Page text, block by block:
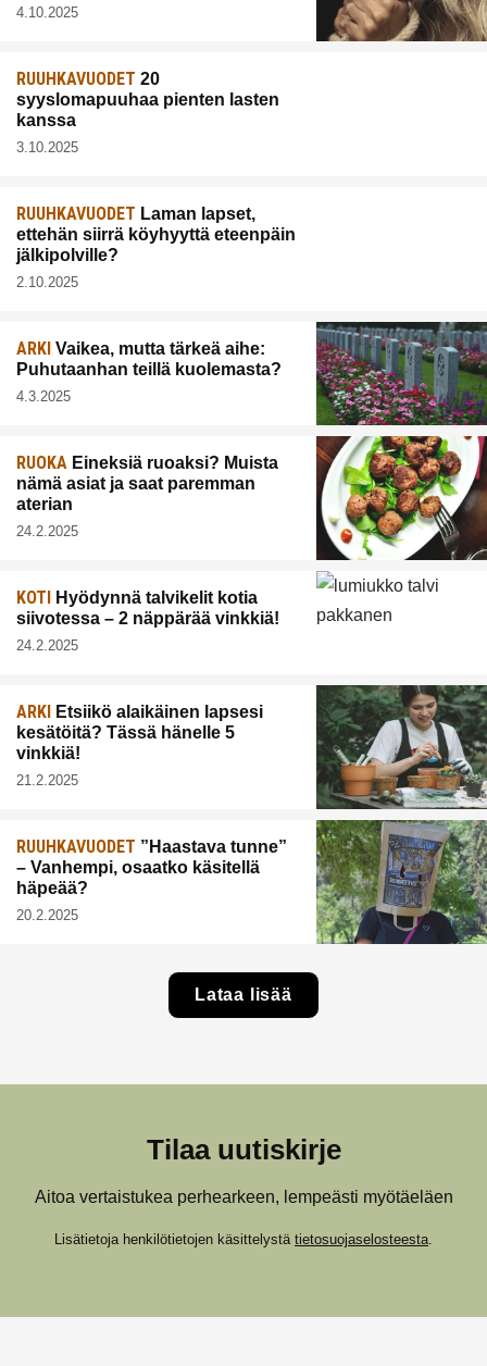
4.10.2025
RUUHKAVUODET 20
syyslomapuuhaa pienten lasten
kanssa
3.10.2025
RUUHKAVUODET Laman lapset,
ettehän siirrä köyhyyttä eteenpäin
jälkipolville?
2.10.2025
ARKI Vaikea, mutta tärkeä aihe:
Puhutaanhan teillä kuolemasta?
4.3.2025
RUOKA Eineksiä ruoaksi? Muista
nämä asiat ja saat paremman
aterian
24.2.2025
KOTI Hyödynnä talvikelit kotia
siivotessa – 2 näppärää vinkkiä!
24.2.2025
ARKI Etsiikö alaikäinen lapsesi
kesätöitä? Tässä hänelle 5
vinkkiä!
21.2.2025
RUUHKAVUODET ”Haastava tunne”
– Vanhempi, osaatko käsitellä
häpeää?
20.2.2025
Lataa lisää
Tilaa uutiskirje
Aitoa vertaistukea perhearkeen, lempeästi myötäeläen
Lisätietoja henkilötietojen käsittelystä tietosuojaselosteesta